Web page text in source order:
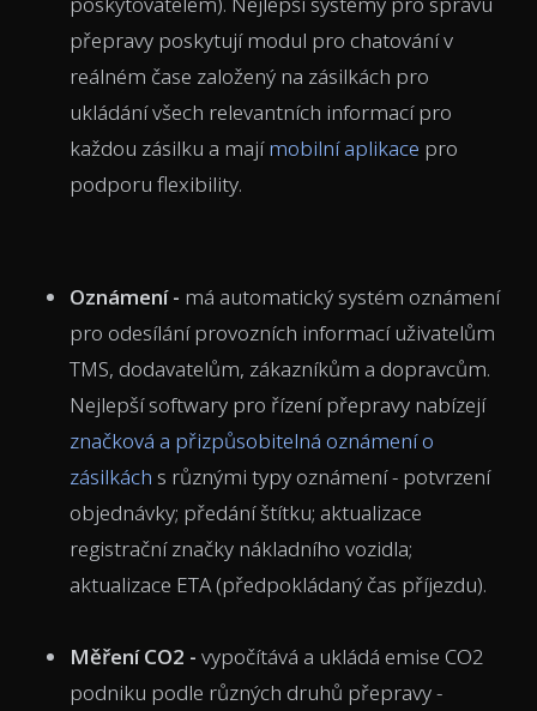
přepravy poskytují modul pro chatování v
reálném čase založený na zásilkách pro
ukládání všech relevantních informací pro
každou zásilku a majímobilní aplikace pro
podporu flexibility.
Oznámení - má automatický systém oznámení
pro odesílání provozních informací uživatelům
TMS, dodavatelům, zákazníkům a dopravcům.
Nejlepší softwary pro řízení přepravy nabízejí
značková a přizpůsobitelná oznámení o
zásilkách s různými typy oznámení - potvrzení
objednávky; předání štítku; aktualizace
registrační značky nákladního vozidla;
aktualizace ETA (předpokládaný čas příjezdu).
Měření CO2 - vypočítává a ukládá emise CO2
podniku podle různých druhů přepravy -